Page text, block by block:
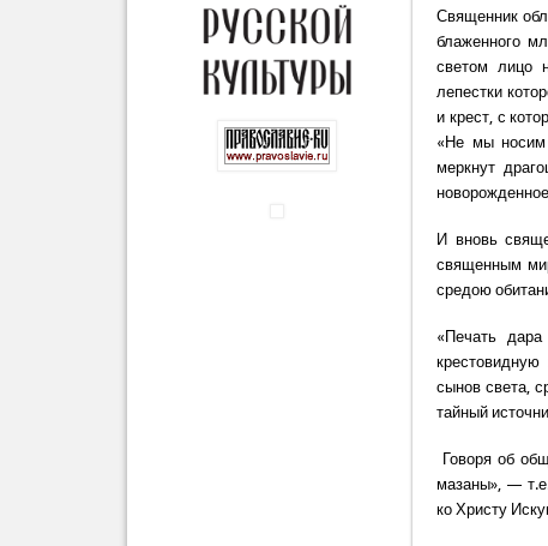
Священник
блаженного
светом лицо
лепестки
и крест, с
«Не мы носим
меркнут
И вновь
священным
средою
«Печать
крестовидную
сынов света,
тайный
Говоря об
мазаны», —
ко Христу